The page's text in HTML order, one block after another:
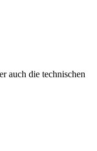
auch die technischen